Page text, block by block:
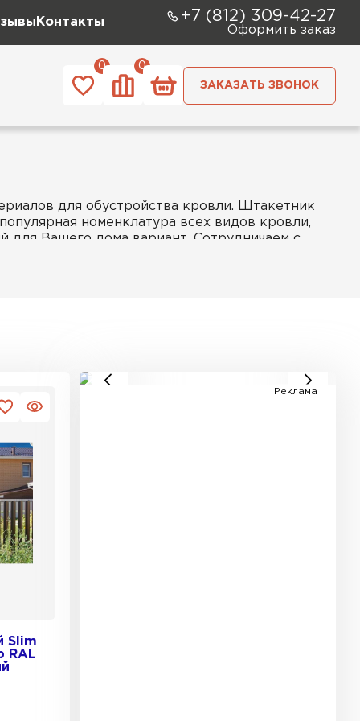
Контакты +7 (812) 309-42-27
Оформить заказ
0
0
ЗАКАЗАТЬ ЗВОНОК
для обустройства кровли. Штакетник
номенклатура всех видов кровли,
Вашего дома вариант. Сотрудничаем с
Slim
RAL
Реклама